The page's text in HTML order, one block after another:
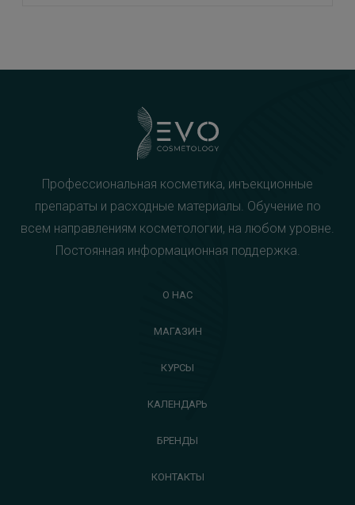
Профессиональная косметика, инъекционные
препараты и расходные материалы. Обучение по
всем направлениям косметологии, на любом уровне.
Постоянная информационная поддержка.
О НАС
МАГАЗИН
КУРСЫ
КАЛЕНДАРЬ
БРЕНДЫ
КОНТАКТЫ